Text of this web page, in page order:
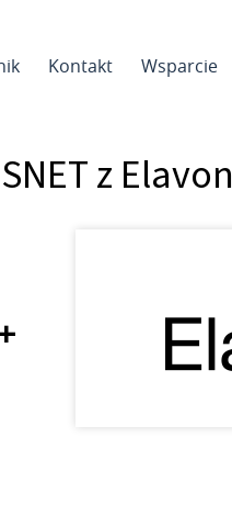
Kontakt Wsparcie
z Elavon